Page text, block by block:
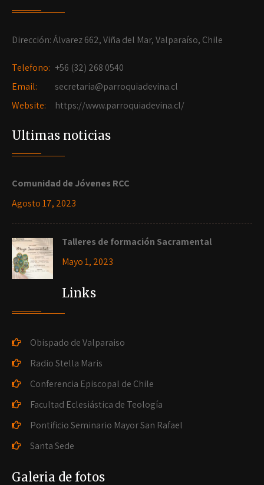
Dirección: Álvarez 662, Viña del Mar, Valparaíso, Chile
Telefono: +56 (32) 268 0540
Email:
secretaria@parroquiadevina.cl
Website:
https://www.parroquiadevina.cl/
Ultimas noticias
Comunidad de Jóvenes RCC
Agosto 17, 2023
Talleres de formación Sacramental
Mayo 1, 2023
Links
Obispado de Valparaiso
Radio Stella Maris
Conferencia Episcopal de Chile
Facultad Eclesiástica de Teología
Pontificio Seminario Mayor San Rafael
Santa Sede
Galeria de fotos